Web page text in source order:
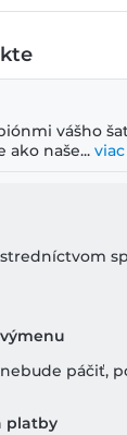
vášho
ako naše... viac
páčiť,
platby